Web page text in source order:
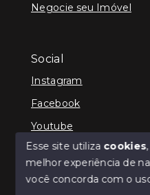
Negocie seu Imóvel
Social
Instagram
Facebook
Youtube
© Copyright 2026 -
Olá! Estamos
Esse site utiliza cookies
melhor experiência de
você concorda com o